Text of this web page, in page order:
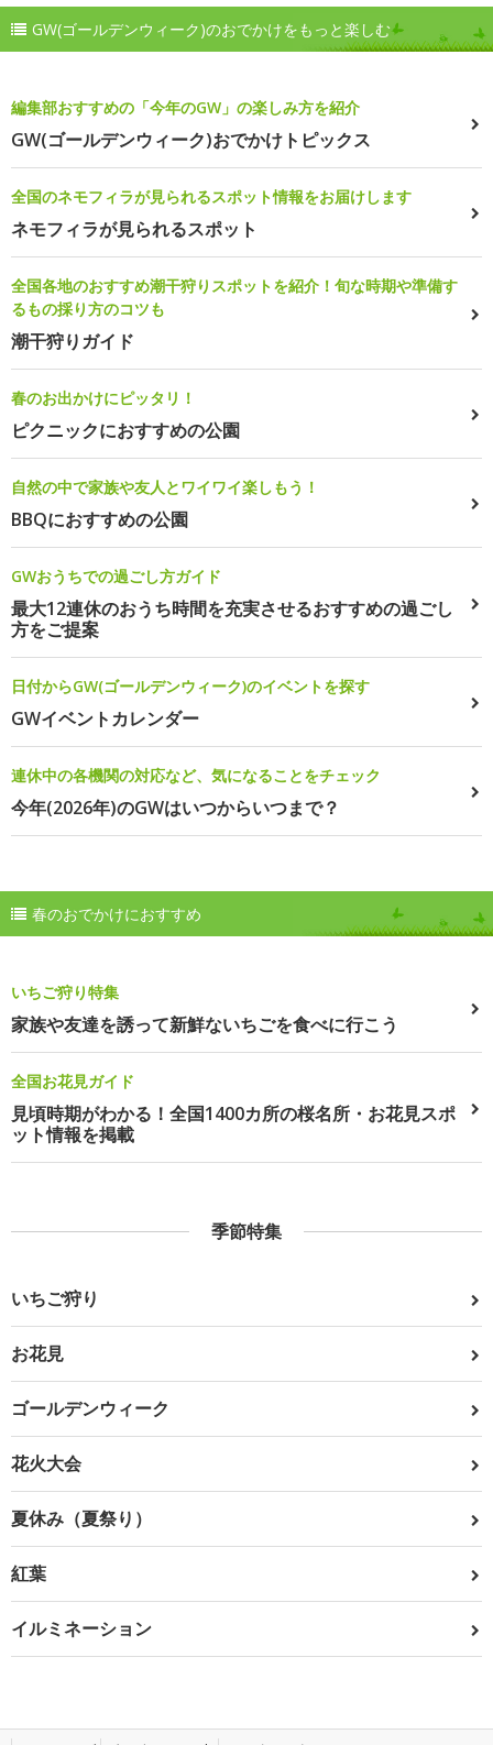
GW(ゴールデンウィーク)のおでかけをもっと楽しむ
編集部おすすめの「今年のGW」の楽しみ方を紹介
GW(ゴールデンウィーク)おでかけトピックス
全国のネモフィラが見られるスポット情報をお届けします
ネモフィラが見られるスポット
全国各地のおすすめ潮干狩りスポットを紹介！旬な時期や準備す
るもの採り方のコツも
潮干狩りガイド
春のお出かけにピッタリ！
ピクニックにおすすめの公園
自然の中で家族や友人とワイワイ楽しもう！
BBQにおすすめの公園
GWおうちでの過ごし方ガイド
最大12連休のおうち時間を充実させるおすすめの過ごし
方をご提案
日付からGW(ゴールデンウィーク)のイベントを探す
GWイベントカレンダー
連休中の各機関の対応など、気になることをチェック
今年(2026年)のGWはいつからいつまで？
春のおでかけにおすすめ
いちご狩り特集
家族や友達を誘って新鮮ないちごを食べに行こう
全国お花見ガイド
見頃時期がわかる！全国1400カ所の桜名所・お花見スポ
ット情報を掲載
季節特集
いちご狩り
お花見
ゴールデンウィーク
花火大会
夏休み（夏祭り）
紅葉
イルミネーション